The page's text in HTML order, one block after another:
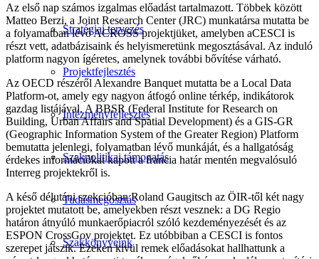
Stratégiai tervezés
Projektfejlesztés
Intézményfejlesztés
Szakpolitikai támogatás
Tudásmegosztás
Szakkönyveink
Az első nap számos izgalmas előadást tartalmazott. Többek között
Matteo Berzi, a Joint Research Center (JRC) munkatársa mutatta be
a folyamatban lévő ACROSS projektjüket, amelyben aCESCI is
részt vett, adatbázisaink és helyismeretünk megosztásával. Az induló
platform nagyon ígéretes, amelynek további bővítése várható.
Az OECD részéről Alexandre Banquet mutatta be a Local Data
Platform-ot, amely egy nagyon átfogó online térkép, indikátorok
gazdag listájával. A BBSR (Federal Institute for Research on
Building, Urban Affairs and Spatial Development) és a GIS-GR
(Geographic Information System of the Greater Region) Platform
bemutatta jelenlegi, folyamatban lévő munkáját, és a hallgatóság
érdekes információkat kapott a francia határ mentén megvalósuló
Interreg projektekről is.
A késő délutáni szekcióban Roland Gaugitsch az ÖIR-től két nagy
projektet mutatott be, amelyekben részt vesznek: a DG Regio
határon átnyúló munkaerőpiacról szóló kezdeményezését és az
ESPON CrossGov projektet. Ez utóbbiban a CESCI is fontos
szerepet játszik. Ezeken kívül remek előadásokat hallhattunk a